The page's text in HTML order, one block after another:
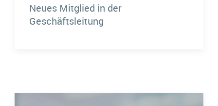
Neues Mitglied in der
Geschäftsleitung